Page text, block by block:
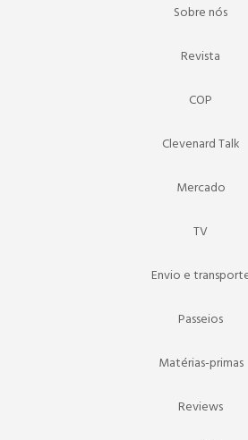
Sobre nós
Revista
COP
Clevenard Talk
Mercado
TV
Envio e
Passeios
Matérias-primas
Reviews